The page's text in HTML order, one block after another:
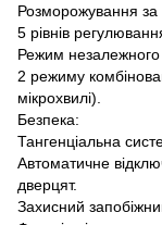
Розморожування за
5 рівнів
Режим незалежного
2 режиму
мікрохвилі).
Безпека:
Тангенціальна
Автоматичне
дверцят.
Захисний